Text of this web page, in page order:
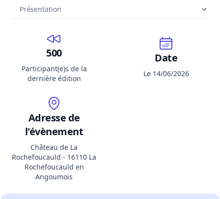
500
Participant(e)s de la
dernière édition
Date
Le 14/06/2026
Adresse de
l'évènement
Château de La
Rochefoucauld - 16110 La
Rochefoucauld en
Angoumois